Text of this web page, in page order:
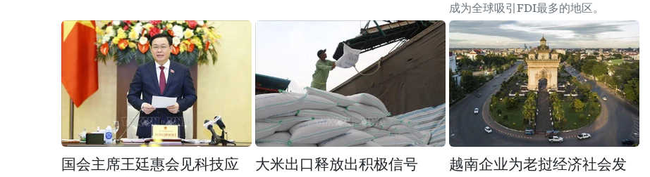
成为全球吸引FDI最多的地区。
国会主席王廷惠会见科技应
大米出口释放出积极信号
越南企业为老挝经济社会发